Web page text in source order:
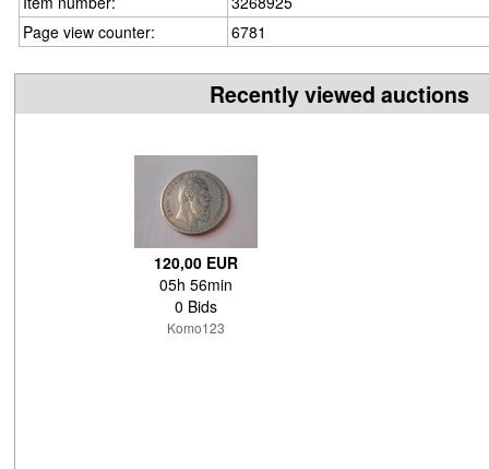
Page view counter:
6781
Recently viewed auctions
120,00 EUR
05h 56min
0 Bids
Komo123